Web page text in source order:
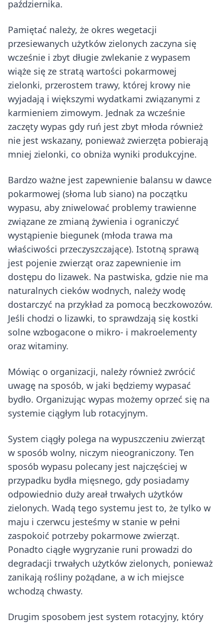
października.
Pamiętać należy, że okres wegetacji
przesiewanych użytków zielonych zaczyna się
wcześnie i zbyt długie zwlekanie z wypasem
wiąże się ze stratą wartości pokarmowej
zielonki, przerostem trawy, której krowy nie
wyjadają i większymi wydatkami związanymi z
karmieniem zimowym. Jednak za wcześnie
zaczęty wypas gdy ruń jest zbyt młoda również
nie jest wskazany, ponieważ zwierzęta pobierają
mniej zielonki, co obniża wyniki produkcyjne.
Bardzo ważne jest zapewnienie balansu w dawce
pokarmowej (słoma lub siano) na początku
wypasu, aby zniwelować problemy trawienne
związane ze zmianą żywienia i ograniczyć
wystąpienie biegunek (młoda trawa ma
właściwości przeczyszczające). Istotną sprawą
jest pojenie zwierząt oraz zapewnienie im
dostępu do lizawek. Na pastwiska, gdzie nie ma
naturalnych cieków wodnych, należy wodę
dostarczyć na przykład za pomocą beczkowozów.
Jeśli chodzi o lizawki, to sprawdzają się kostki
solne wzbogacone o mikro- i makroelementy
oraz witaminy.
Mówiąc o organizacji, należy również zwrócić
uwagę na sposób, w jaki będziemy wypasać
bydło. Organizując wypas możemy oprzeć się na
systemie ciągłym lub rotacyjnym.
System ciągły polega na wypuszczeniu zwierząt
w sposób wolny, niczym nieograniczony. Ten
sposób wypasu polecany jest najczęściej w
przypadku bydła mięsnego, gdy posiadamy
odpowiednio duży areał trwałych użytków
zielonych. Wadą tego systemu jest to, że tylko w
maju i czerwcu jesteśmy w stanie w pełni
zaspokoić potrzeby pokarmowe zwierząt.
Ponadto ciągłe wygryzanie runi prowadzi do
degradacji trwałych użytków zielonych, ponieważ
zanikają rośliny pożądane, a w ich miejsce
wchodzą chwasty.
Drugim sposobem jest system rotacyjny, który